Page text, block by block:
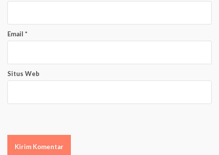
Email *
Situs Web